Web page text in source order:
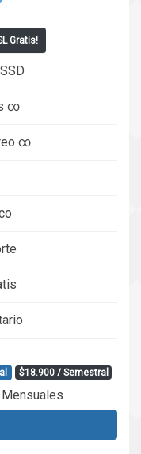
Gratis!
∞
∞
$18.900 / Semestral